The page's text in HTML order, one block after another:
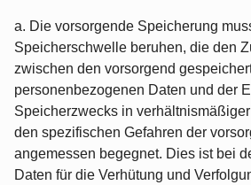
a. Die vorsorgende Speicherung
Speicherschwelle beruhen, die den
zwischen den vorsorgend
personenbezogenen Daten und der
Speicherzwecks in
den spezifischen Gefahren der
angemessen begegnet. Dies ist bei
Daten für die Verhütung und